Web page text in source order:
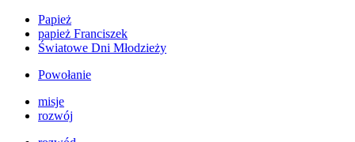
Papież
papież Franciszek
Światowe Dni Młodzieży
Powołanie
misje
rozwój